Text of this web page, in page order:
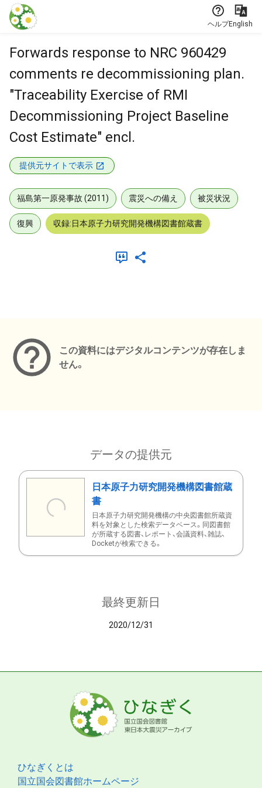
本文に飛ぶ
ヘルプEnglish
Forwards response to NRC 960429
comments re decommissioning plan.
"Traceability Exercise of RMI
Decommissioning Project Baseline
Cost Estimate" encl.
提供元サイトで表示
福島第一原発事故 (2011) 震災への備え 被災状況
復興 収録:日本原子力研究開発機構図書館蔵書
この資料にはデジタルコンテンツが存在しま
せん。
データの提供元
日本原子力研究開発機構図書館蔵
書
日本原子力研究開発機構の中央図書館所蔵資
料を対象とした検索データベース。同図書館
が所蔵する図書、レポート、会議資料、雑誌、
Docketが検索できる。
最終更新日
2020/12/31
ひなぎくとは
国立国会図書館ホームページ